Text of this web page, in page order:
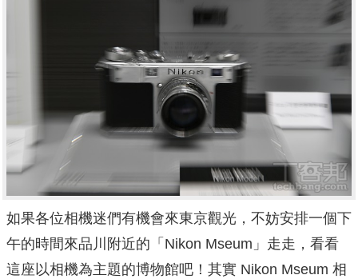
如果各位相機迷們有機會來東京觀光，不妨安排一個下
午的時間來品川附近的「Nikon Mseum」走走，看看
這座以相機為主題的博物館吧！其實 Nikon Mseum 相